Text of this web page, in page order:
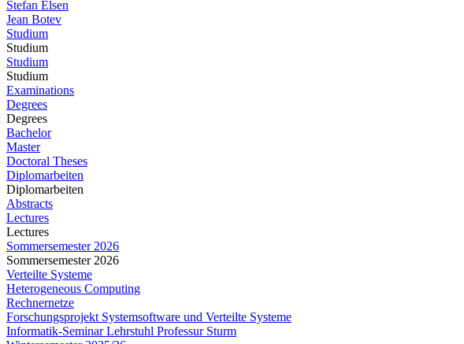
Stefan Elsen
Jean Botev
Studium
Studium
Studium
Studium
Examinations
Degrees
Degrees
Bachelor
Master
Doctoral Theses
Diplomarbeiten
Diplomarbeiten
Abstracts
Lectures
Lectures
Sommersemester 2026
Sommersemester 2026
Verteilte Systeme
Heterogeneous Computing
Rechnernetze
Forschungsprojekt Systemsoftware und Verteilte Systeme
Informatik-Seminar Lehrstuhl Professur Sturm